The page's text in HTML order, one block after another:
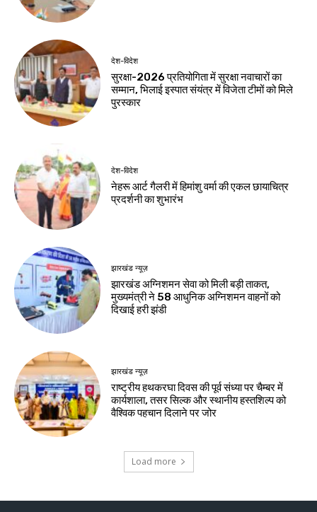
देश-विदेश
सुरक्षा-2026 प्रतियोगिता में सुरक्षा नवाचारों का
सम्मान, भिलाई इस्पात संयंत्र में विजेता टीमों को मिले
पुरस्कार
देश-विदेश
नेहरू आर्ट गैलरी में हिमांशु वर्मा की एकल छायाचित्र
प्रदर्शनी का शुभारंभ
झारखंड न्यूज़
झारखंड अग्निशमन सेवा को मिली बड़ी ताकत,
मुख्यमंत्री ने 58 आधुनिक अग्निशमन वाहनों को
दिखाई हरी झंडी
झारखंड न्यूज़
राष्ट्रीय हथकरघा दिवस की पूर्व संध्या पर चैम्बर में
कार्यशाला, तसर सिल्क और स्थानीय हस्तशिल्प को
वैश्विक पहचान दिलाने पर जोर
Load more